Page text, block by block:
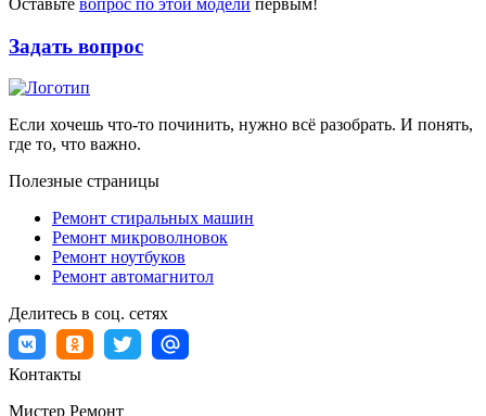
Задать вопрос
Если хочешь что-то починить, нужно всё разобрать. И понять,
где то, что важно.
Полезные страницы
Ремонт стиральных машин
Ремонт микроволновок
Ремонт ноутбуков
Ремонт автомагнитол
Делитесь в соц. сетях
Контакты
Мистер Ремонт